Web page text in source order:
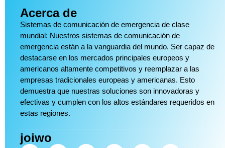
Acerca de
Sistemas de comunicación de emergencia de clase
mundial: Nuestros sistemas de comunicación de
emergencia están a la vanguardia del mundo. Ser capaz de
destacarse en los mercados principales europeos y
americanos altamente competitivos y reemplazar a las
empresas tradicionales europeas y americanas. Esto
demuestra que nuestras soluciones son innovadoras y
efectivas y cumplen con los altos estándares requeridos en
estas regiones.
joiwo